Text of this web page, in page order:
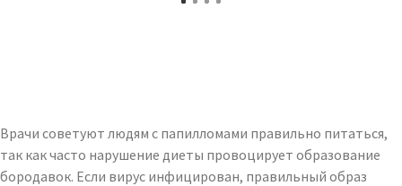
Врачи советуют людям с папилломами правильно питаться,
так как часто нарушение диеты провоцирует образование
бородавок. Если вирус инфицирован, правильный образ